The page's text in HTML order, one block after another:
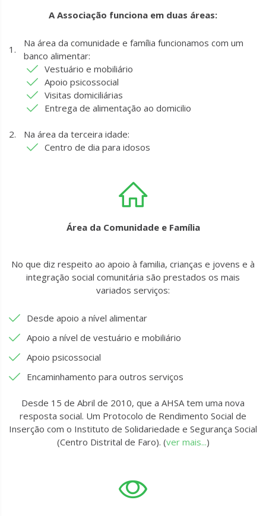
A Associação funciona em duas áreas:
Na área da comunidade e família funcionamos com um
banco alimentar:
Vestuário e mobiliário
Apoio psicossocial
Visitas domiciliárias
Entrega de alimentação ao domicilio
Na área da terceira idade:
Centro de dia para idosos
Área da Comunidade e Família
No que diz respeito ao apoio à familia, crianças e jovens e à
integração social comunitária são prestados os mais
variados serviços:
Desde apoio a nível alimentar
Apoio a nível de vestuário e mobiliário
Apoio psicossocial
Encaminhamento para outros serviços
Desde 15 de Abril de 2010, que a AHSA tem uma nova
resposta social. Um Protocolo de Rendimento Social de
Inserção com o Instituto de Solidariedade e Segurança Social
(Centro Distrital de Faro). (ver mais...)